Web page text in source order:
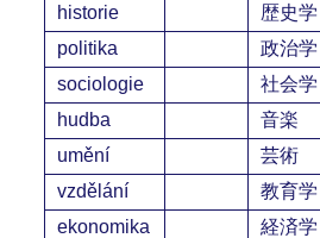
historie
歴史学
politika
政治学
sociologie
社会学
hudba
音楽
umění
芸術
vzdělání
教育学
ekonomika
経済学